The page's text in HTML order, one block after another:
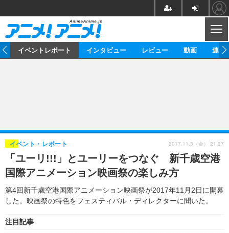
ゲーム グッズ
イベント 海外
海外イベント ビジネス
俳優・タレント アーティスト
ビジネス
アニメ 実写
イベント
ゲーム 座談会
動画
アニメ！アニメ！TV ABEMA Cafe
イベントレポート インタビュー レビュー 動画 連載
「ユーリ!!!」とユーリーをつなぐ 新千歳空港
国際アニメーション映画祭の楽しみ方
第4回新千歳空港国際アニメーション映画祭が2017年11月2日に開幕
した。映画祭の特色をフェスティバル・ディレクターに聞いた。
イベント・レポート
注目記事
2017.11.3（金） 21:27